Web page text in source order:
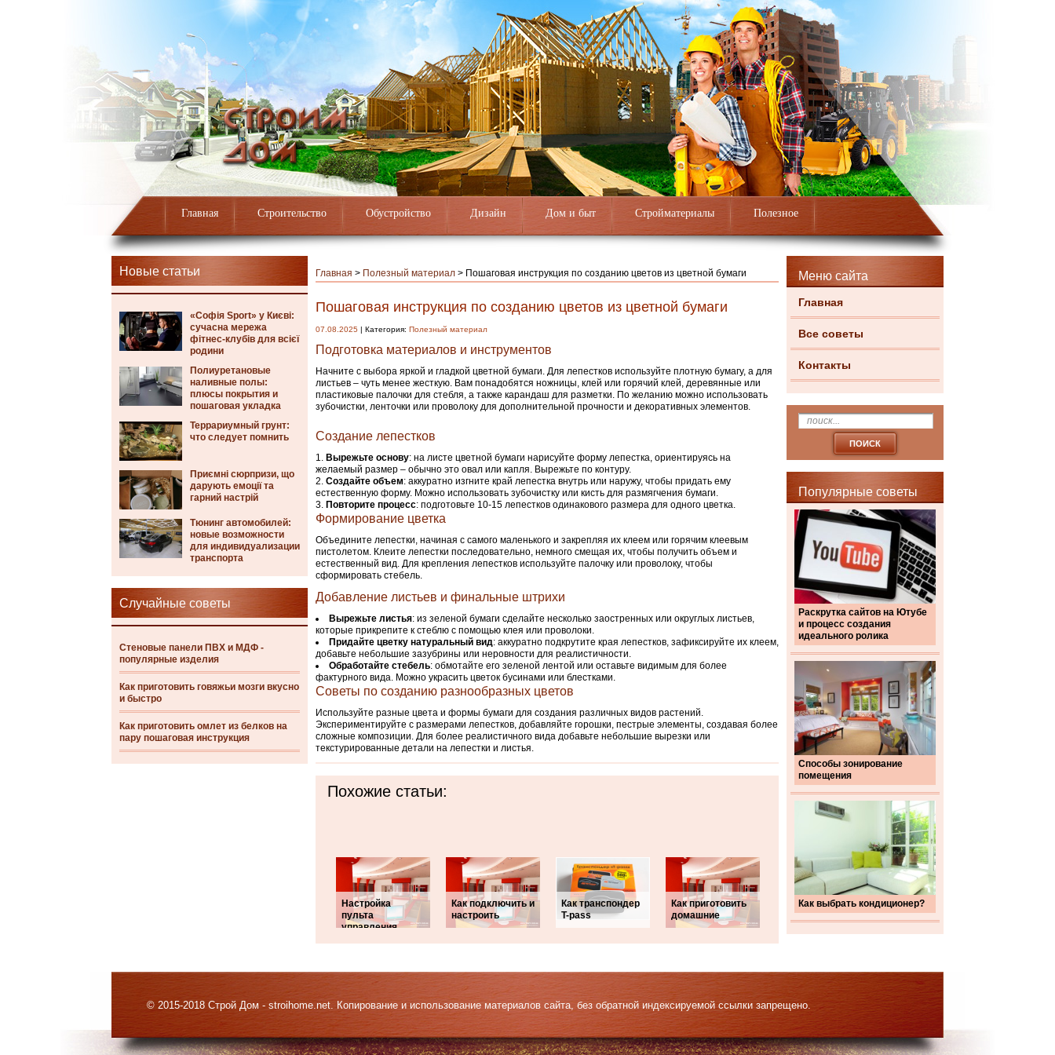
Главная Строительство Обустройство Дизайн Дом и быт Стройматериалы Полезное
Новые статьи
«Софія Sport» у Києві:
сучасна мережа
фітнес-клубів для всієї
родини
Полиуретановые
наливные полы:
плюсы покрытия и
пошаговая укладка
Террариумный грунт:
что следует помнить
Приємні сюрпризи, що
дарують емоції та
гарний настрій
Тюнинг автомобилей:
новые возможности
для индивидуализации
транспорта
Случайные советы
Стеновые панели ПВХ и МДФ -
популярные изделия
Как приготовить говяжьи мозги вкусно
и быстро
Как приготовить омлет из белков на
пару пошаговая инструкция
Меню сайта
Главная
Все советы
Контакты
Популярные советы
Раскрутка сайтов на Ютубе
и процесс создания
идеального ролика
Способы зонирование
помещения
Как выбрать кондиционер?
Главная > Полезный материал > Пошаговая инструкция по созданию цветов из цветной бумаги
Пошаговая инструкция по созданию цветов из цветной бумаги
07.08.2025 | Категория: Полезный материал
Подготовка материалов и инструментов
Начните с выбора яркой и гладкой цветной бумаги. Для лепестков используйте плотную бумагу, а для
листьев – чуть менее жесткую. Вам понадобятся ножницы, клей или горячий клей, деревянные или
пластиковые палочки для стебля, а также карандаш для разметки. По желанию можно использовать
зубочистки, ленточки или проволоку для дополнительной прочности и декоративных элементов.
Создание лепестков
Вырежьте основу: на листе цветной бумаги нарисуйте форму лепестка, ориентируясь на
желаемый размер – обычно это овал или капля. Вырежьте по контуру.
Создайте объем: аккуратно изгните край лепестка внутрь или наружу, чтобы придать ему
естественную форму. Можно использовать зубочистку или кисть для размягчения бумаги.
Повторите процесс: подготовьте 10-15 лепестков одинакового размера для одного цветка.
Формирование цветка
Объедините лепестки, начиная с самого маленького и закрепляя их клеем или горячим клеевым
пистолетом. Клеите лепестки последовательно, немного смещая их, чтобы получить объем и
естественный вид. Для крепления лепестков используйте палочку или проволоку, чтобы
сформировать стебель.
Добавление листьев и финальные штрихи
Вырежьте листья: из зеленой бумаги сделайте несколько заостренных или округлых листьев,
которые прикрепите к стеблю с помощью клея или проволоки.
Придайте цветку натуральный вид: аккуратно подкрутите края лепестков, зафиксируйте их клеем,
добавьте небольшие зазубрины или неровности для реалистичности.
Обработайте стебель: обмотайте его зеленой лентой или оставьте видимым для более
фактурного вида. Можно украсить цветок бусинами или блестками.
Советы по созданию разнообразных цветов
Используйте разные цвета и формы бумаги для создания различных видов растений.
Экспериментируйте с размерами лепестков, добавляйте горошки, пестрые элементы, создавая более
сложные композиции. Для более реалистичного вида добавьте небольшие вырезки или
текстурированные детали на лепестки и листья.
Похожие статьи:
Настройка
пульта
управления
Как подключить и
настроить
Как транспондер
T-pass
Как приготовить
домашние
© 2015-2018 Строй Дом - stroihome.net. Копирование и использование материалов сайта, без обратной индексируемой ссылки запрещено.